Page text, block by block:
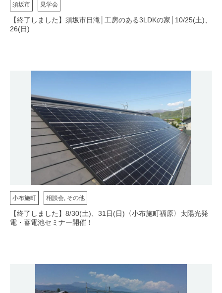
須坂市 見学会
【終了しました】須坂市日滝│工房のある3LDKの家│10/25(土)、
26(日)
小布施町 相談会, その他
【終了しました】8/30(土)、31日(日)〈小布施町福原〉太陽光発
電・蓄電池セミナー開催！